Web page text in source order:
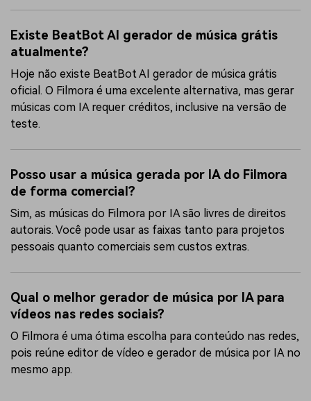
Existe BeatBot AI gerador de música grátis
atualmente?
Hoje não existe BeatBot AI gerador de música grátis
oficial. O Filmora é uma excelente alternativa, mas gerar
músicas com IA requer créditos, inclusive na versão de
teste.
Posso usar a música gerada por IA do Filmora
de forma comercial?
Sim, as músicas do Filmora por IA são livres de direitos
autorais. Você pode usar as faixas tanto para projetos
pessoais quanto comerciais sem custos extras.
Qual o melhor gerador de música por IA para
vídeos nas redes sociais?
O Filmora é uma ótima escolha para conteúdo nas redes,
pois reúne editor de vídeo e gerador de música por IA no
mesmo app.